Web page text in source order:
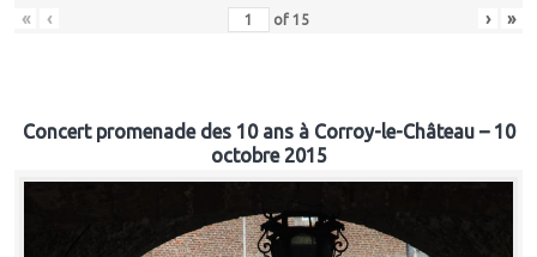
« ‹ of 15 › »
Concert promenade des 10 ans à Corroy-le-Château – 10
octobre 2015